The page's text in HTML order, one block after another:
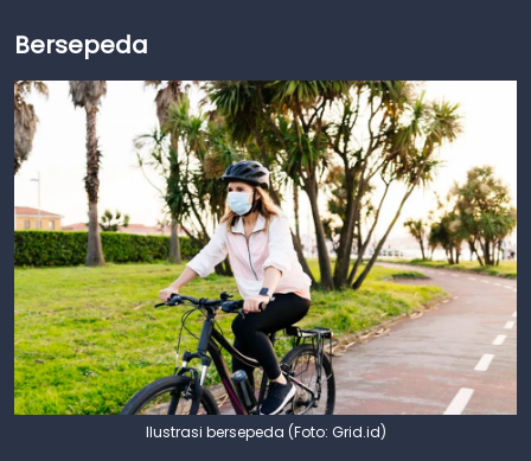
Bersepeda
Ilustrasi bersepeda (Foto: Grid.id)